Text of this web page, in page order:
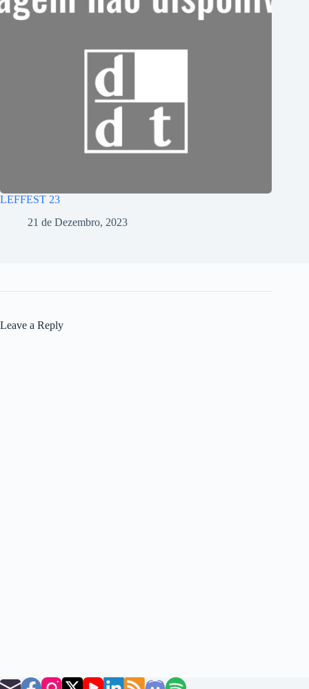
LEFFEST 23
21 de Dezembro, 2023
Leave a Reply